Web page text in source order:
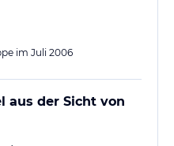
im Juli 2006
aus der Sicht von